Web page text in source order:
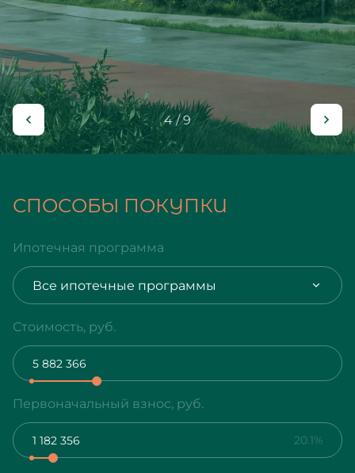
4 / 9
СПОСОБЫ ПОКУПКИ
Ипотечная программа
Все ипотечные программы
Стоимость, руб.
Первоначальный взнос, руб.
20.1%